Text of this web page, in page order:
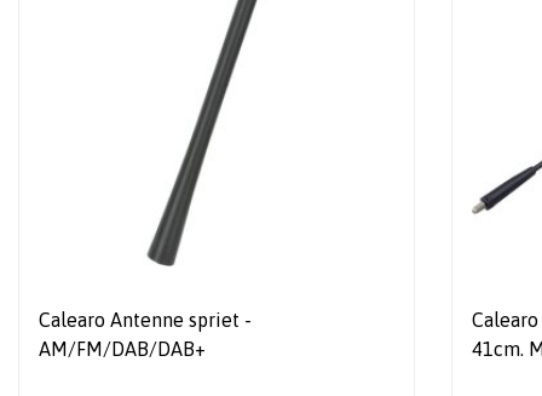
Calearo Antenne spriet -
AM/FM/DAB/DAB+
Calearo
41cm.